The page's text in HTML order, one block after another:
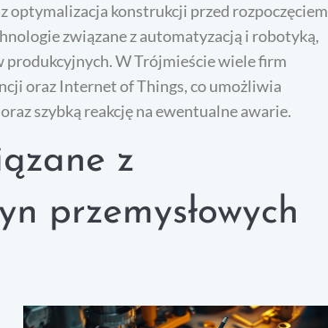
konstrukcji przed rozpoczęciem
związane z automatyzacją i robotyką,
W Trójmieście wiele firm
oraz Internet of Things, co umożliwia
szybką reakcję na ewentualne awarie.
z
przemysłowych